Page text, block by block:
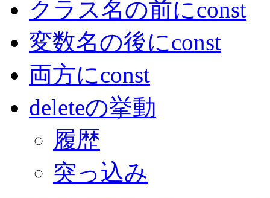
クラス名の前にconst
変数名の後にconst
両方にconst
deleteの挙動
履歴
突っ込み